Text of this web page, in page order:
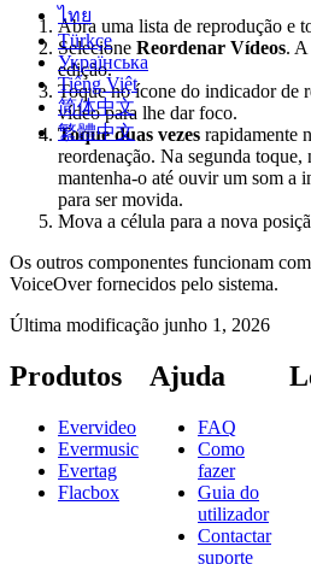
ไทย
Türkçe
Українська
Tiếng Việt
简体中文
繁體中文
Abra uma lista de reprodução e
Selecione Reordenar Vídeos. A
edição.
Toque no ícone do indicador de
vídeo para lhe dar foco.
Toque duas vezes rapidamente
reordenação. Na segunda
mantenha-o até ouvir um som a
para ser movida.
Mova a célula para a nova
Os outros componentes funcionam
VoiceOver fornecidos pelo sistema.
Última modificação junho 1, 2026
Produtos
Evervideo
Evermusic
Evertag
Flacbox
Ajuda
FAQ
Como
fazer
Guia do
utilizador
Contactar
suporte